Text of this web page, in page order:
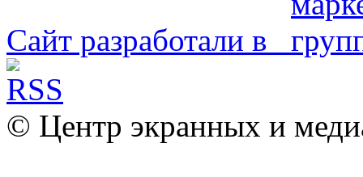
Сайт разработали в
© Центр экранных и